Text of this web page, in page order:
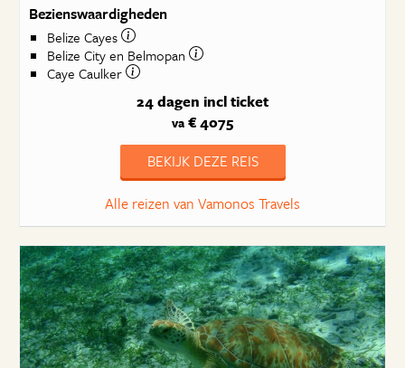
Bezienswaardigheden
Belize Cayes
Belize City en Belmopan
Caye Caulker
24 dagen incl ticket
va € 4075
BEKIJK DEZE REIS
Alle reizen van Vamonos Travels